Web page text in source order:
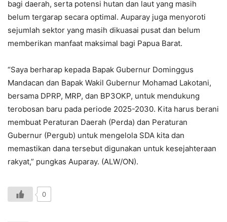
bagi daerah, serta potensi hutan dan laut yang masih
belum tergarap secara optimal. Auparay juga menyoroti
sejumlah sektor yang masih dikuasai pusat dan belum
memberikan manfaat maksimal bagi Papua Barat.
“Saya berharap kepada Bapak Gubernur Dominggus
Mandacan dan Bapak Wakil Gubernur Mohamad Lakotani,
bersama DPRP, MRP, dan BP3OKP, untuk mendukung
terobosan baru pada periode 2025-2030. Kita harus berani
membuat Peraturan Daerah (Perda) dan Peraturan
Gubernur (Pergub) untuk mengelola SDA kita dan
memastikan dana tersebut digunakan untuk kesejahteraan
rakyat,” pungkas Auparay. (ALW/ON).
0